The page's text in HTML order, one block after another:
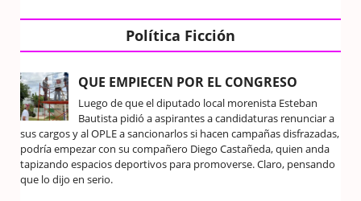
Política Ficción
QUE EMPIECEN POR EL CONGRESO
Luego de que el diputado local morenista Esteban
Bautista pidió a aspirantes a candidaturas renunciar a
sus cargos y al OPLE a sancionarlos si hacen campañas disfrazadas,
podría empezar con su compañero Diego Castañeda, quien anda
tapizando espacios deportivos para promoverse. Claro, pensando
que lo dijo en serio.